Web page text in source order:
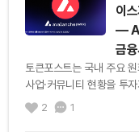
이
—
금
토큰포스트는 국내 주요
사업·커뮤니티 현황을 투
젝트들의 목소리를 순서
고...
2 1